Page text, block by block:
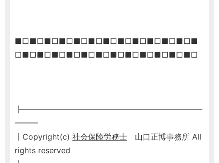
■□■□■□■□■□■□■□■□■□■□■□■□■
□■□■□■□■□■□■□■□■□■□■□■□■□
┣━━━━━━━━━━━━━━━━━━━━━━━
━━━
┃Copyright(c) 社会保険労務士 山口正博事務所 All
rights reserved